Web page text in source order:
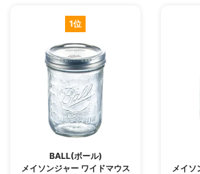
1位
BALL(ボール)
メイソンジャー ワイドマウス
メイ